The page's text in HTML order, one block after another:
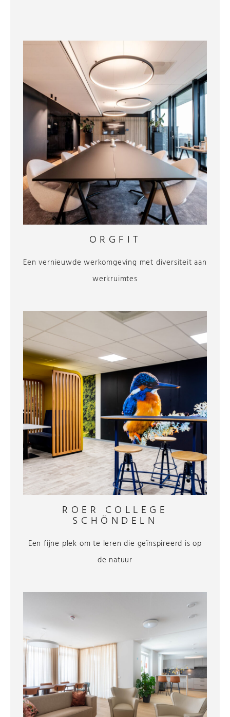
ORGFIT
Een vernieuwde werkomgeving met diversiteit aan
werkruimtes
ROER COLLEGE
SCHÖNDELN
Een fijne plek om te leren die geïnspireerd is op
de natuur